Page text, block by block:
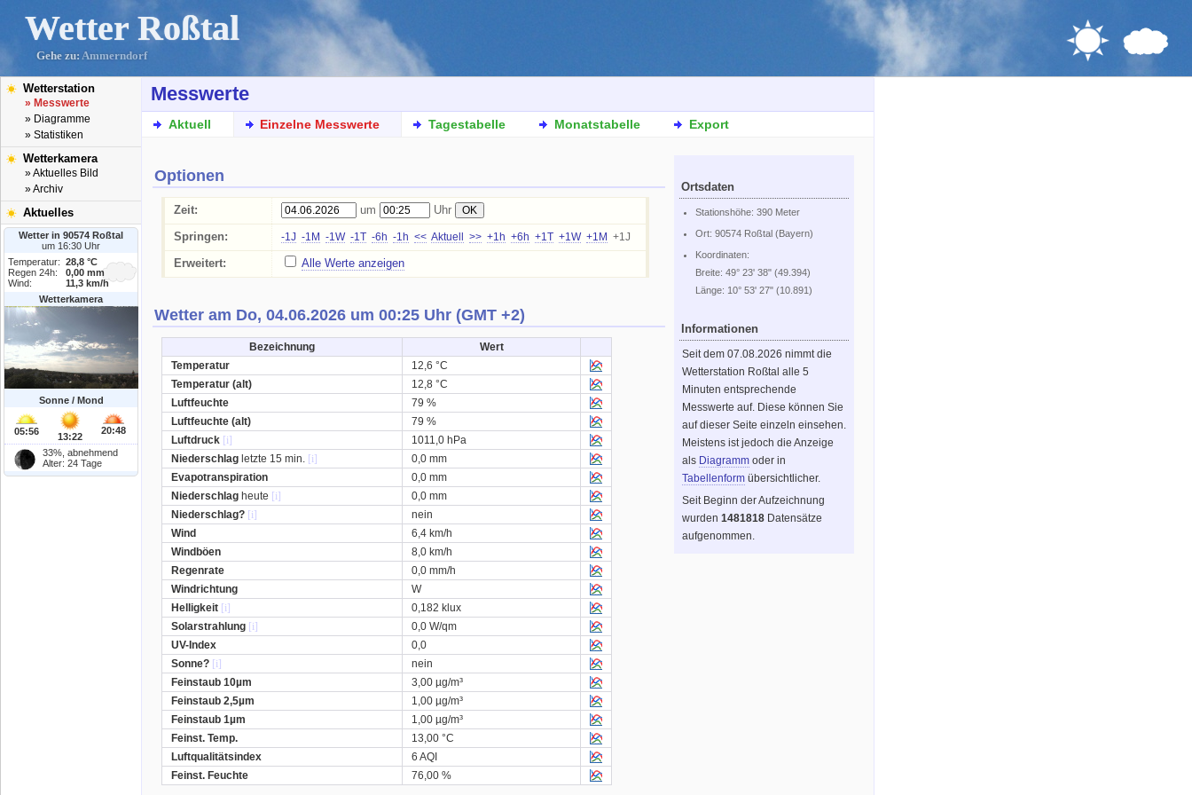
Wetter Roßtal
Gehe zu: Ammerndorf
Wetterstation
» Messwerte
» Diagramme
» Statistiken
Wetterkamera
» Aktuelles Bild
» Archiv
Aktuelles
Wetter in 90574 Roßtal
um 16:30 Uhr
Temperatur:
28,8 °C
Regen 24h:
0,00 mm
Wind:
11,3 km/h
Wetterkamera
Sonne / Mond
05:56 13:22
20:48
33%, abnehmend
Alter: 24 Tage
Messwerte
Aktuell Einzelne Messwerte Tagestabelle Monatstabelle Export
Ortsdaten
Stationshöhe: 390 Meter
Ort: 90574 Roßtal (Bayern)
Koordinaten:
Breite: 49° 23' 38" (49.394)
Länge: 10° 53' 27" (10.891)
Informationen
Seit dem 07.08.2026 nimmt die
Wetterstation Roßtal alle 5
Minuten entsprechende
Messwerte auf. Diese können Sie
auf dieser Seite einzeln einsehen.
Meistens ist jedoch die Anzeige
als Diagramm oder in
Tabellenform übersichtlicher.
Seit Beginn der Aufzeichnung
wurden 1481818 Datensätze
aufgenommen.
Optionen
Zeit: um
Uhr
Springen:
-1J -1M -1W -1T -6h -1h << Aktuell >> +1h +6h +1T +1W +1M +1J
Erweitert: Alle Werte anzeigen
Wetter am Do, 04.06.2026 um 00:25 Uhr (GMT +2)
Bezeichnung
Wert
Temperatur
12,6 °C
Temperatur (alt)
12,8 °C
Luftfeuchte
79 %
Luftfeuchte (alt)
79 %
Luftdruck [i]
1011,0 hPa
Niederschlag letzte 15 min. [i]
0,0 mm
Evapotranspiration
0,0 mm
Niederschlag heute [i]
0,0 mm
Niederschlag? [i]
nein
Wind
6,4 km/h
Windböen
8,0 km/h
Regenrate
0,0 mm/h
Windrichtung
W
Helligkeit [i]
0,182 klux
Solarstrahlung [i]
0,0 W/qm
UV-Index
0,0
Sonne? [i]
nein
Feinstaub 10µm
3,00 µg/m³
Feinstaub 2,5µm
1,00 µg/m³
Feinstaub 1µm
1,00 µg/m³
Feinst. Temp.
13,00 °C
Luftqualitätsindex
6 AQI
Feinst. Feuchte
76,00 %